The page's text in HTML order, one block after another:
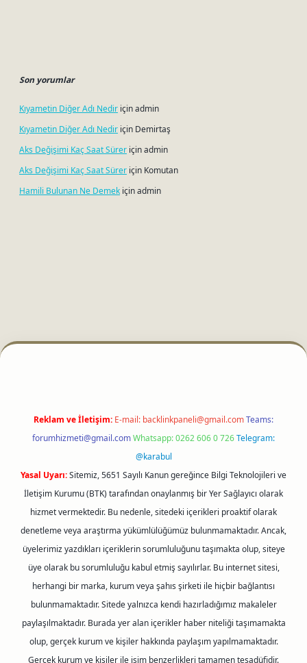
Son yorumlar
Kıyametin Diğer Adı Nedir içinadmin
Kıyametin Diğer Adı Nedir için Demirtaş
Aks Değişimi Kaç Saat Sürer içinadmin
Aks Değişimi Kaç Saat Sürer için Komutan
Hamili Bulunan Ne Demek içinadmin
Reklam ve İletişim: E-mail: backlinkpaneli@gmail.comTeams:
forumhizmeti@gmail.comWhatsapp: 0262 606 0 726Telegram:
@karabul
Yasal Uyarı:Sitemiz, 5651 Sayılı Kanun gereğince Bilgi Teknolojileri ve
İletişim Kurumu (BTK) tarafından onaylanmış bir Yer Sağlayıcı olarak
hizmet vermektedir. Bu nedenle, sitedeki içerikleri proaktif olarak
denetleme veya araştırma yükümlülüğümüz bulunmamaktadır. Ancak,
üyelerimiz yazdıkları içeriklerin sorumluluğunu taşımakta olup, siteye
üye olarak bu sorumluluğu kabul etmiş sayılırlar. Bu internet sitesi,
herhangi bir marka, kurum veya şahıs şirketi ile hiçbir bağlantısı
bulunmamaktadır. Sitede yalnızca kendi hazırladığımız makaleler
paylaşılmaktadır. Burada yer alan içerikler haber niteliği taşımamakta
olup, gerçek kurum ve kişiler hakkında paylaşım yapılmamaktadır.
Gerçek kurum ve kişiler ile isim benzerlikleri tamamen tesadüfidir.